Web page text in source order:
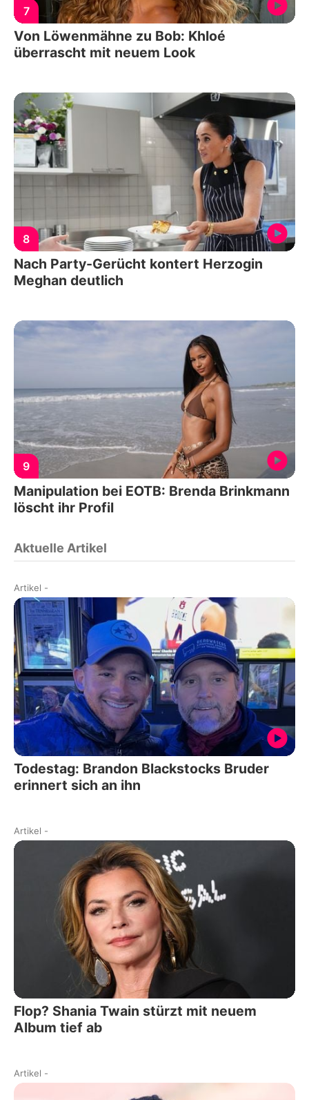
7
Von Löwenmähne zu Bob: Khloé
überrascht mit neuem Look
8
Nach Party-Gerücht kontert Herzogin
Meghan deutlich
9
Manipulation bei EOTB: Brenda Brinkmann
löscht ihr Profil
Aktuelle Artikel
Artikel -
Todestag: Brandon Blackstocks Bruder
erinnert sich an ihn
Artikel -
Flop? Shania Twain stürzt mit neuem
Album tief ab
Artikel -